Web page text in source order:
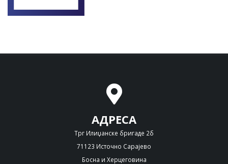
АДРЕСА
Трг Илиџанске бригаде 2б
71123 Источно Сарајево
Босна и Херцеговина